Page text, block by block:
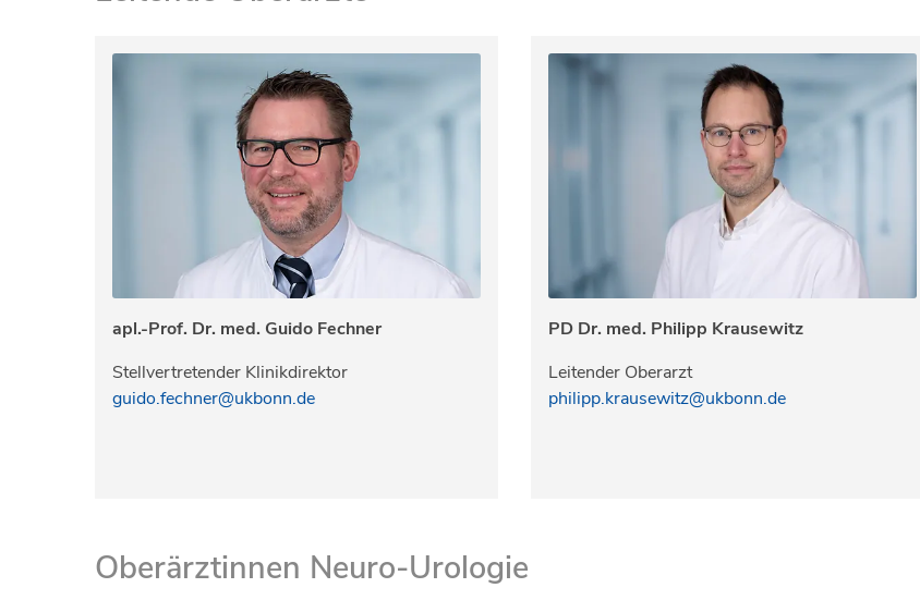
apl.-Prof. Dr. med. Guido Fechner
Stellvertretender Klinikdirektor
guido.fechner@ukbonn.de
PD Dr. med. Philipp Krausewitz
Leitender Oberarzt
philipp.krausewitz@ukbonn.de
Oberärztinnen Neuro-Urologie